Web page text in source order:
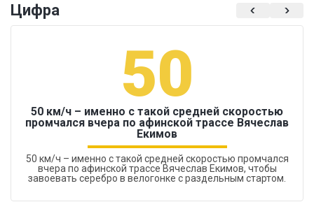
Цифра
50
50 км/ч – именно с такой средней скоростью
промчался вчера по афинской трассе Вячеслав
Екимов
50 км/ч – именно с такой средней скоростью промчался
вчера по афинской трассе Вячеслав Екимов, чтобы
завоевать серебро в велогонке с раздельным стартом.